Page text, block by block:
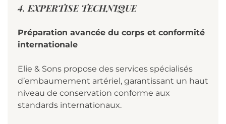
4. EXPERTISE TECHNIQUE
Préparation avancée du corps et conformité
internationale
Elie & Sons propose des services spécialisés
d’embaumement artériel, garantissant un haut
niveau de conservation conforme aux
standards internationaux.